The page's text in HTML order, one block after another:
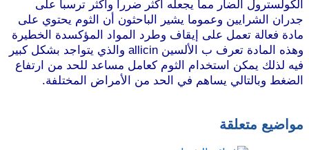
الكولسترول الضار مما يجعله أكثر ضرراً وأكثر ترسباً على
جدران الشرايين وعموما يشير الباحثون أن الثوم يحتوي على
مادة فعالة تعمل على إيقاف وطرد المواد المؤكسدة الخطيرة
وهذه المادة تعرف ب الألسين allicin والذي يتواجد بشكل كبير
فيه لذلك يمكن استخدام الثوم كعامل مساعد للحد من ارتفاع
الضغط وبالتالي يساهم في الحد من الأمراض المختلفة.
مواضيع متعلقة